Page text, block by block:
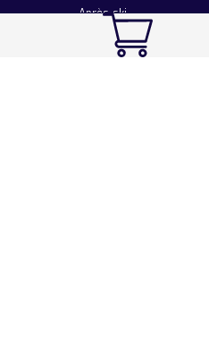
Après-ski
Sport Fashion